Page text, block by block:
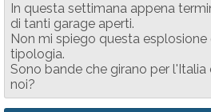
In questa settimana appena
di tanti garage aperti.
Non mi spiego questa
tipologia.
Sono bande che girano per
noi?